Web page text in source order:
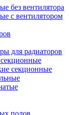
без вентилятора
с вентилятором
для радиаторов
секционные
полов